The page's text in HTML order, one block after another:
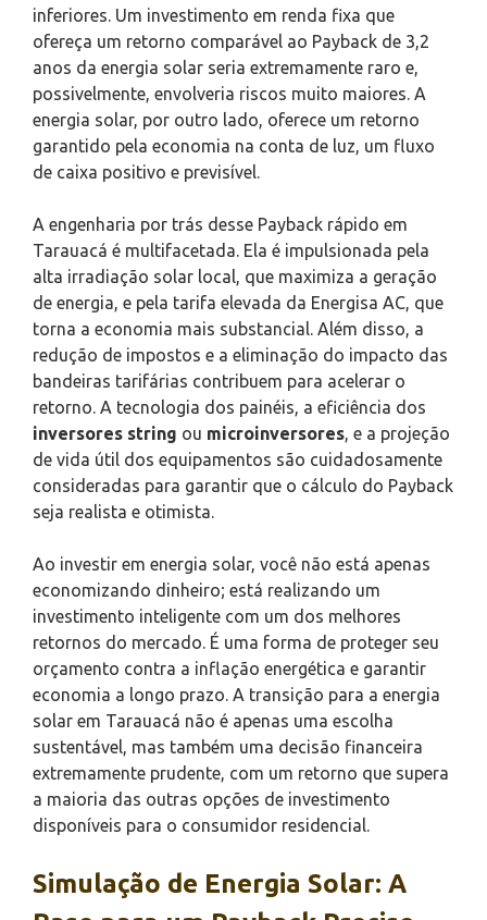
inferiores. Um investimento em renda fixa que
ofereça um retorno comparável ao Payback de 3,2
anos da energia solar seria extremamente raro e,
possivelmente, envolveria riscos muito maiores. A
energia solar, por outro lado, oferece um retorno
garantido pela economia na conta de luz, um fluxo
de caixa positivo e previsível.
A engenharia por trás desse Payback rápido em
Tarauacá é multifacetada. Ela é impulsionada pela
alta irradiação solar local, que maximiza a geração
de energia, e pela tarifa elevada da Energisa AC, que
torna a economia mais substancial. Além disso, a
redução de impostos e a eliminação do impacto das
bandeiras tarifárias contribuem para acelerar o
retorno. A tecnologia dos painéis, a eficiência dos
inversores string ou microinversores , e a projeção
de vida útil dos equipamentos são cuidadosamente
consideradas para garantir que o cálculo do Payback
seja realista e otimista.
Ao investir em energia solar, você não está apenas
economizando dinheiro; está realizando um
investimento inteligente com um dos melhores
retornos do mercado. É uma forma de proteger seu
orçamento contra a inflação energética e garantir
economia a longo prazo. A transição para a energia
solar em Tarauacá não é apenas uma escolha
sustentável, mas também uma decisão financeira
extremamente prudente, com um retorno que supera
a maioria das outras opções de investimento
disponíveis para o consumidor residencial.
Simulação de Energia Solar: A